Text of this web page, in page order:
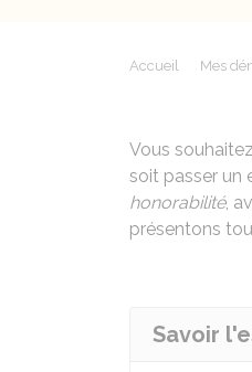
Accueil Mes
Vous
soit passer un
honorabilité,
présentons
Savoir